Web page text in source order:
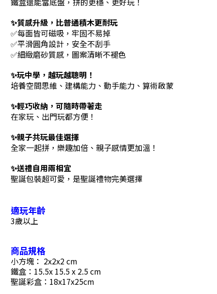
✨質感升級，比普通積木更耐玩
✅每面皆可磁吸，牢固不易掉
✅平滑圓角設計，安全不刮手
✅細緻磨砂質感，圖案清晰不褪色
✨玩中學，越玩越聰明！
培養空間思維、建構能力、動手能力、算術啟蒙
✨輕巧收納，可隨時帶著走
在家玩、出門玩都方便！
✨親子共玩最佳選擇
全家一起拼，樂趣加倍、親子感情更加溫！
✨送禮自用兩相宜
聖誕包裝超可愛，是聖誕禮物完美選擇
適玩年齡
3歲以上
商品規格
小方塊 ： 2x2x2cm
鐵盒 ： 15.5x 15.5 x 2.5 cm
聖誕彩盒：18x17x25cm